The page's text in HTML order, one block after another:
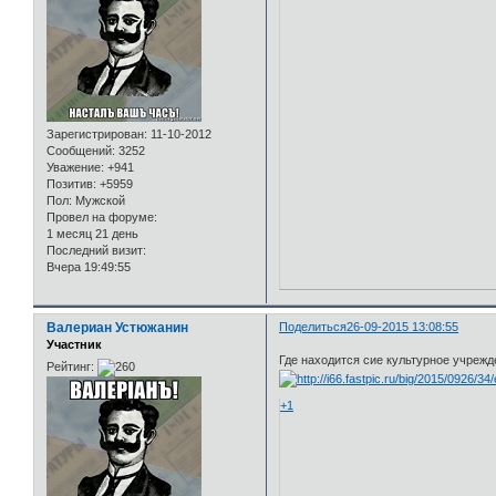
Зарегистрирован: 11-10-2012
Сообщений: 3252
Уважение: +941
Позитив: +5959
Пол: Мужской
Провел на форуме:
1 месяц 21 день
Последний визит:
Вчера 19:49:55
Поделиться26-09-2015 13:08:55
Валериан Устюжанин
Участник
Рейтинг:
Где находится сие культурное
+1